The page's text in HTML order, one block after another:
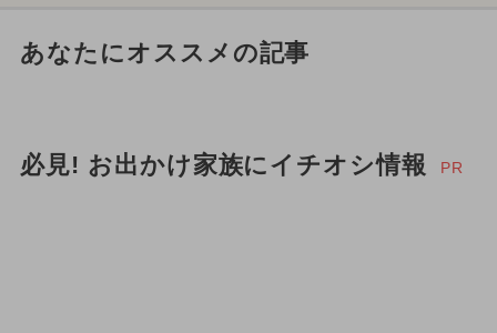
あなたにオススメの記事
必見! お出かけ家族にイチオシ情報 PR